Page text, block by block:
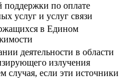
поддержки по оплате
услуг и услуг связи
в Едином
деятельности в области
излучения
случая, если эти источники